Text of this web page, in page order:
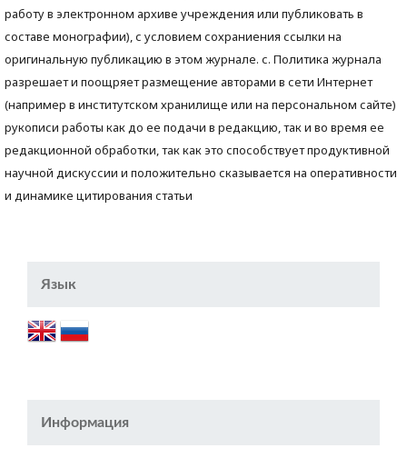
работу в электронном архиве учреждения или публиковать в
составе монографии), с условием сохраниения ссылки на
оригинальную публикацию в этом журнале. с. Политика журнала
разрешает и поощряет размещение авторами в сети Интернет
(например в институтском хранилище или на персональном сайте)
рукописи работы как до ее подачи в редакцию, так и во время ее
редакционной обработки, так как это способствует продуктивной
научной дискуссии и положительно сказывается на оперативности
и динамике цитирования статьи
Язык
Информация